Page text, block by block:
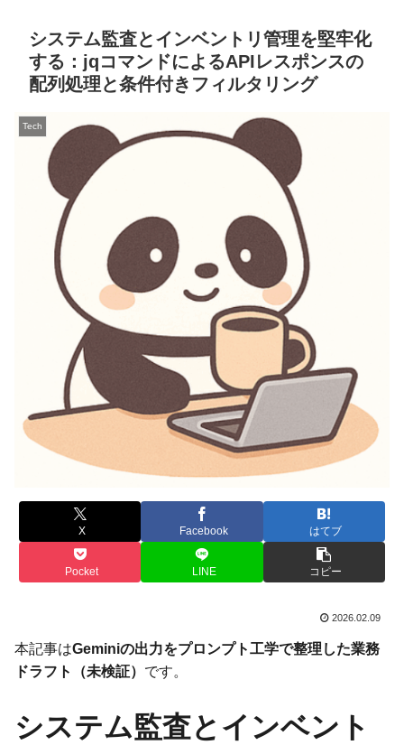
システム監査とインベントリ管理を堅牢化
する：jqコマンドによるAPIレスポンスの
配列処理と条件付きフィルタリング
Tech
X Facebook はてブ
Pocket LINE コピー
2026.02.09
本記事はGeminiの出力をプロンプト工学で整理した業務
ドラフト（未検証） です。
システム監査とインベント